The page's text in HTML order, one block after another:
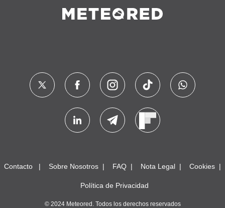
Contacto Sobre Nosotros FAQ Nota Legal Cookies
Política de Privacidad
© 2024 Meteored. Todos los derechos reservados